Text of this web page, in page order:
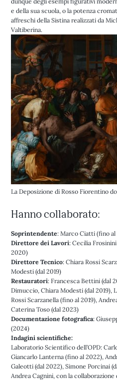
e della sua scuola, o la potenza
affreschi della Sistina realizzati da
Valtiberina.
La Deposizione di Rosso Fiorentino
Hanno collaborato:
Soprintendente: Marco Ciatti (fino al
Direttore dei Lavori: Cecilia
2020)
Direttore Tecnico: Chiara Rossi
Modesti (dal 2019)
Restauratori: Francesca Bettini (dal
Dimuccio, Chiara Modesti (dal 2019),
Rossi Scarzanella (fino al 2019),
Caterina Toso (dal 2023)
Documentazione fotografica:
(2024)
Indagini scientifiche:
Laboratorio Scientifico dell’OPD:
Giancarlo Lanterna (fino al 2022),
Galeotti (dal 2022), Simone Porcinai
Andrea Cagnini, con la